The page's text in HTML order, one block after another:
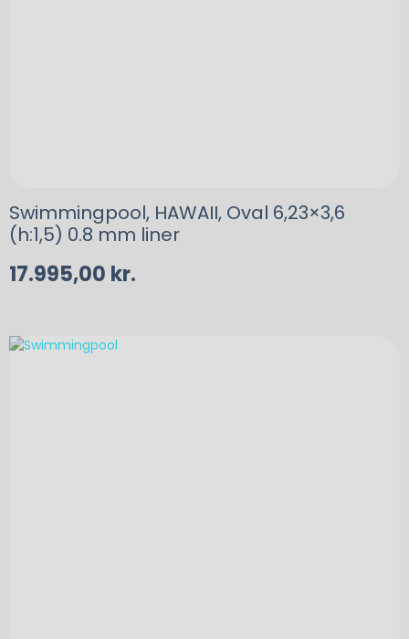
Swimmingpool, HAWAII, Oval 6,23×3,6
(h:1,5) 0.8 mm liner
17.995,00 kr.